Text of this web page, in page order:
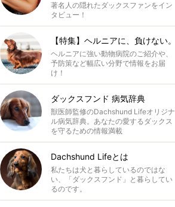
著名人の隠れたダックスファンをイン
タビュー！
【特集】ヘルニアに、負けない。
ヘルニアに強い動物病院のご紹介や、
予防策など幅広い分野で情報をお届
け！
ダックスフンド 病気辞典
獣医師監修のDachshund Lifeオリジナ
ル病気辞典。あなたの愛するダックス
を守るための情報満載
Dachshund Lifeとは
私たちは犬と暮らしているのではな
い、「ダックスフンド」と暮らしてい
るのです。